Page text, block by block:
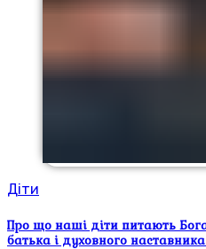
Діти
Про що наші діти питають
батька і духовного